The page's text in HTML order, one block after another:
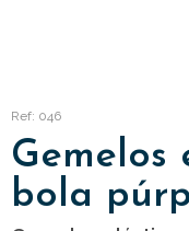
Ref: 046
Gemelos
bola